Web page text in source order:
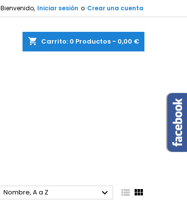
Bienvenido, Iniciar sesión o Crear una cuenta
shopping_cart Carrito: 0 Productos - 0,00 €
Nombre, A a Z   